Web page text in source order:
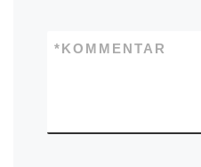
KOMMENTAR
*